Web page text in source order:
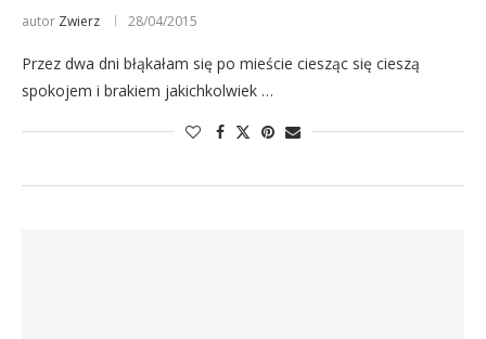
autor Zwierz 28/04/2015
Przez dwa dni błąkałam się po mieście ciesząc się cieszą
spokojem i brakiem jakichkolwiek …